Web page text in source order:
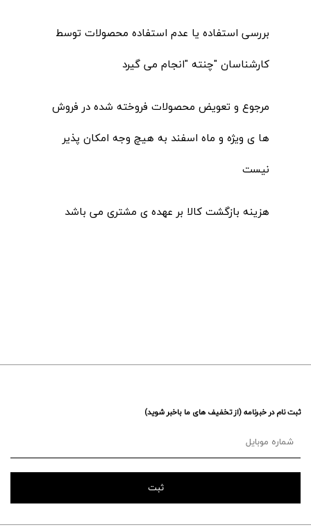
بررسی استفاده یا عدم استفاده محصولات توسط
کارشناسان "چنته "انجام می گیرد
مرجوع و تعویض محصولات فروخته شده در فروش
ها ی ویژه و ماه اسفند به هیچ وجه امکان پذیر
نیست
هزینه بازگشت کالا بر عهده ی مشتری می باشد
ثبت نام در خبرنامه (از تخفیف های ما باخبر شوید)